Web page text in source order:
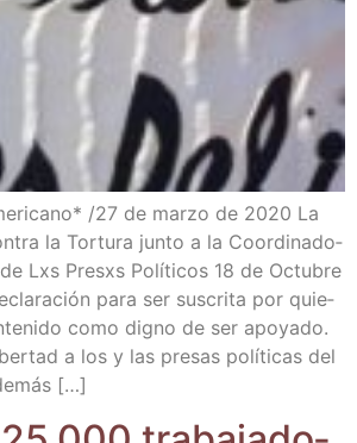
/​27 de mar­zo de 2020 La
la Tor­tu­ra jun­to a la Coor­di­na­do­
Lxs Presxs Polí­ti­cos 18 de Octu­bre
para ser sus­cri­ta por quie­
como digno de ser apo­ya­do.
a los y las pre­sas polí­ti­cas del
[…]